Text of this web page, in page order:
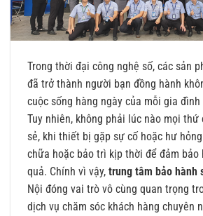
Trong thời đại công nghệ số, các sản
đã trở thành người bạn đồng hành
cuộc sống hàng ngày của mỗi gia
Tuy nhiên, không phải lúc nào mọi thứ
sẻ, khi thiết bị gặp sự cố hoặc hư
chữa hoặc bảo trì kịp thời để đảm bảo
quả. Chính vì vậy, trung tâm bảo hành
Nội đóng vai trò vô cùng quan trọng
dịch vụ chăm sóc khách hàng chuyên